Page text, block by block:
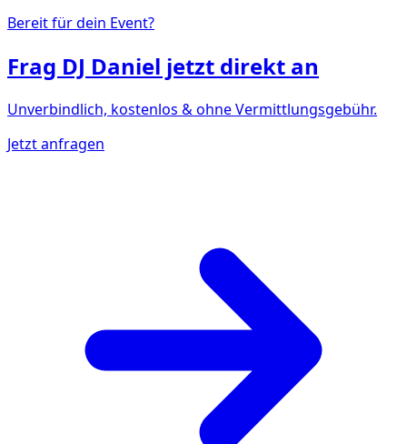
Bereit für dein Event?
Frag DJ Daniel jetzt direkt an
Unverbindlich, kostenlos & ohne Vermittlungsgebühr.
Jetzt anfragen